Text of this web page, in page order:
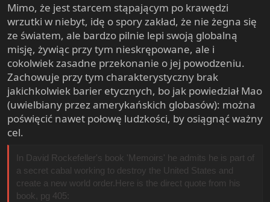
Mimo, że jest starcem stąpającym po krawędzi
wrzutki w niebyt, idę o spory zakład, że nie żegna się
ze światem, ale bardzo pilnie lepi swoją globalną
misję, żywiąc przy tym nieskrępowane, ale i
cokolwiek zasadne przekonanie o jej powodzeniu.
Zachowuje przy tym charakterystyczny brak
jakichkolwiek barier etycznych, bo jak powiedział Mao
(uwielbiany przez amerykańskich globasów): można
poświęcić nawet połowę ludzkości, by osiągnąć ważny
cel.
In David Rockefeller's book 'Memoirs' he admits he is part of
a secret cabal working to destroy the United States and
create a new world order.Here is the direct quote from his
book, pg 405: